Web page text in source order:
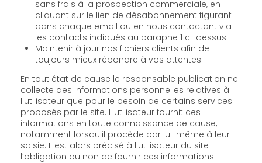
sans frais à la prospection commerciale, en
cliquant sur le lien de désabonnement figurant
dans chaque email ou en nous contactant via
les contacts indiqués au paraphe 1 ci-dessus.
Maintenir à jour nos fichiers clients afin de
toujours mieux répondre à vos attentes.
En tout état de cause le responsable publication ne
collecte des informations personnelles relatives à
l'utilisateur que pour le besoin de certains services
proposés par le site. L'utilisateur fournit ces
informations en toute connaissance de cause,
notamment lorsqu'il procède par lui-même à leur
saisie. Il est alors précisé à l'utilisateur du site
l’obligation ou non de fournir ces informations.